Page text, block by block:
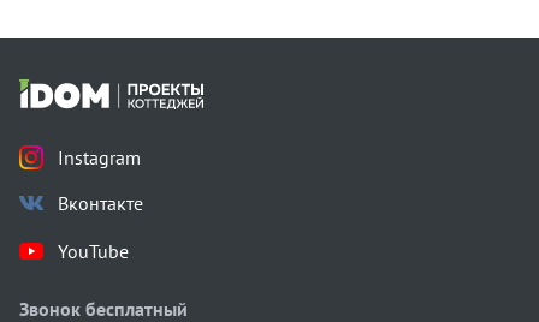
Instagram
Вконтакте
YouTube
Звонок бесплатный